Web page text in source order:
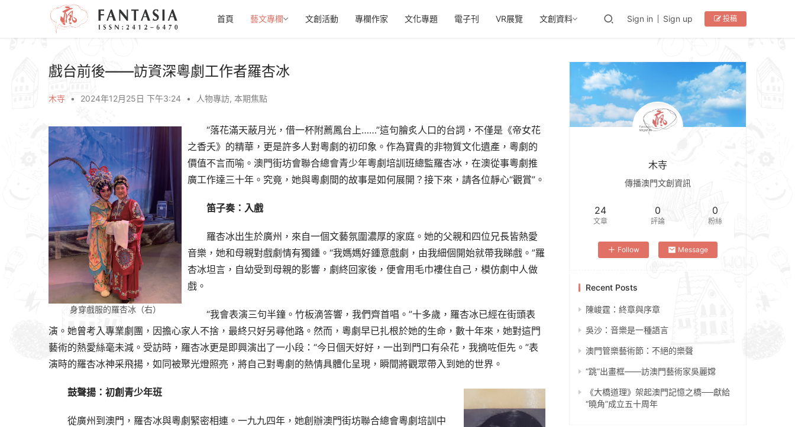
首頁 藝文專欄 文創活動 專欄作家 文化專題 電子刊 VR展覽 文創資料 Sign in Sign up 投稿
戲台前後——訪資深粵劇工作者羅杏冰
木寺 • 2024年12月25日 下午3:24 • 人物專訪, 本期焦點
身穿戲服的羅杏冰（右）
“落花滿天蔽月光，借一杯附薦鳳台上……”這句膾炙人口的台詞，不僅是《帝女花
之香夭》的精華，更是許多人對粵劇的初印象。作為寶貴的非物質文化遺產，粵劇的
價值不言而喻。澳門街坊會聯合總會青少年粵劇培訓班總監羅杏冰，在澳從事粵劇推
廣工作達三十年。究竟，她與粵劇間的故事是如何展開？接下來，請各位靜心“觀賞”。
笛子奏：入戲
羅杏冰出生於廣州，來自一個文藝氛圍濃厚的家庭。她的父親和四位兄長皆熱愛
音樂，她和母親對戲劇情有獨鍾。“我媽媽好鍾意戲劇，由我細個開始就帶我睇戲。”羅
杏冰坦言，自幼受到母親的影響，劇終回家後，便會用毛巾褸住自己，模仿劇中人做
戲。
“我會表演三句半鐘。竹板滴答響，我們齊首唱。”十多歲，羅杏冰已經在街頭表
演。她曾考入專業劇團，因擔心家人不捨，最終只好另尋他路。然而，粵劇早已扎根於她的生命，數十年來，她對這門
藝術的熱愛絲毫未減。受訪時，羅杏冰更是即興演出了一小段：“今日個天好好，一出到門口有朵花，我摘咗佢先。”表
演時的羅杏冰神采飛揚，如同被聚光燈照亮，將自己對粵劇的熱情具體化呈現，瞬間將觀眾帶入到她的世界。
鼓聲揚：初創青少年班
從廣州到澳門，羅杏冰與粵劇緊密相連。一九九四年，她創辦澳門街坊聯合總會粵劇培訓中
木寺
傳播澳門文創資訊
24
文章
0
評論
0
粉絲
Follow Message
Recent Posts
陳峻霆：終章與序章
吳沙：音樂是一種語言
澳門管樂藝術節：不絕的樂聲
“跳”出畫框——訪澳門藝術家吳麗嫦
《大橋道理》架起澳門記憶之橋──獻給
“曉角”成立五十周年